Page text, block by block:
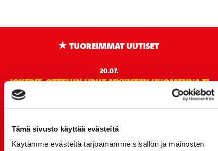
Tämä sivusto käyttää evästeitä
Käytämme evästeitä tarjoamamme sisällön ja mainosten
TUOREIMMAT UUTISET
20.07.
JOKERIT-OTTELUN LIPUT MYYNTIIN HUOMENNA TI
21.7. 12:00 - ENNAKKOKYSYNTÄ POIKKEUKSELLISTA
20.07.
LIIKUNTALEIKKIKOULUUN KESÄ-HEINÄKUUSSA!